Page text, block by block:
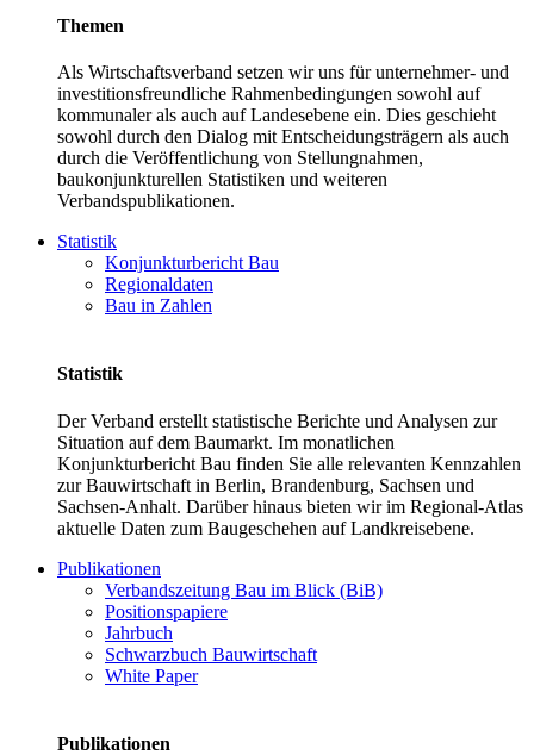
Themen
Als Wirtschaftsverband setzen wir uns für unternehmer- und
investitionsfreundliche Rahmenbedingungen sowohl auf
kommunaler als auch auf Landesebene ein. Dies geschieht
sowohl durch den Dialog mit Entscheidungsträgern als auch
durch die Veröffentlichung von Stellungnahmen,
baukonjunkturellen Statistiken und weiteren
Verbandspublikationen.
Statistik
Konjunkturbericht Bau
Regionaldaten
Bau in Zahlen
Statistik
Der Verband erstellt statistische Berichte und Analysen zur
Situation auf dem Baumarkt. Im monatlichen
Konjunkturbericht Bau finden Sie alle relevanten Kennzahlen
zur Bauwirtschaft in Berlin, Brandenburg, Sachsen und
Sachsen-Anhalt. Darüber hinaus bieten wir im Regional-Atlas
aktuelle Daten zum Baugeschehen auf Landkreisebene.
Publikationen
Verbandszeitung Bau im Blick (BiB)
Positionspapiere
Jahrbuch
Schwarzbuch Bauwirtschaft
White Paper
Publikationen